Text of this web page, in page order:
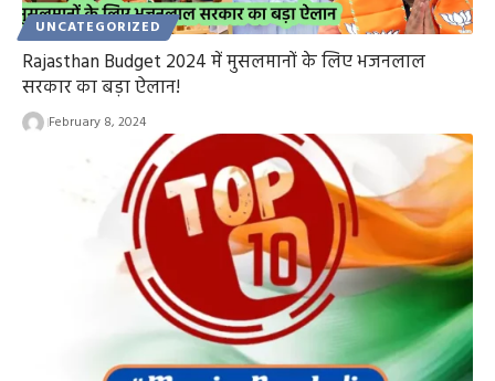
UNCATEGORIZED
Rajasthan Budget 2024 में मुसलमानों के लिए भजनलाल
सरकार का बड़ा ऐलान!
February 8, 2024